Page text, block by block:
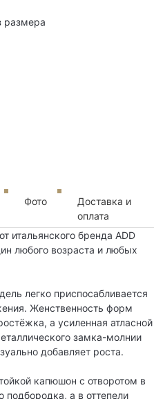
размера
Фото
Доставка и
оплата
итальянского бренда ADD
любого возраста и любых
легко приспосабливается
Женственность форм
а усиленная атласной
замка-молнии
добавляет роста.
капюшон с отворотом в
подбородка, а в оттепели